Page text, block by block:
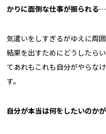
かりに面倒な仕事が振られる
気遣いをしすぎるがゆえに周
結果を出すためにどうしたら
てあれもこれも自分がやらな
す。
自分が本当は何をしたいのか